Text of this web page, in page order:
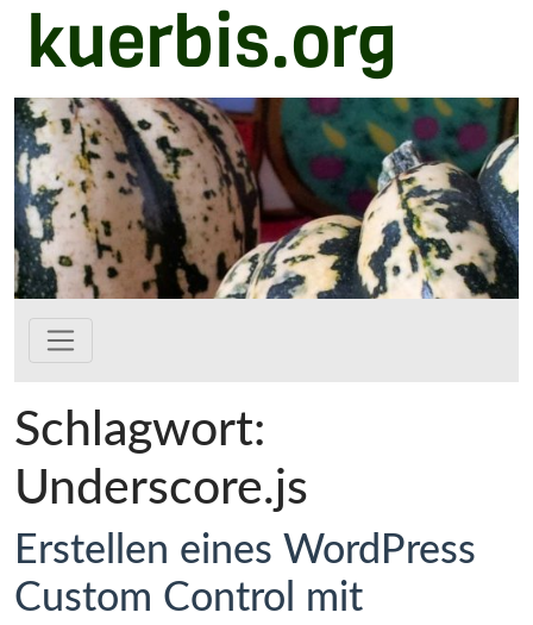
Zum Hauptinhalt springen
kuerbis.org
Schlagwort:
Underscore.js
Erstellen eines WordPress
Custom Control mit